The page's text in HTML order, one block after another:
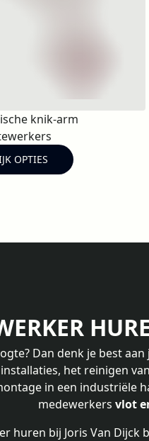
knik-arm
OPTIES
Dan denk je best
het reinigen
in een industriële
medewerkers vlot
huren bij Joris Van